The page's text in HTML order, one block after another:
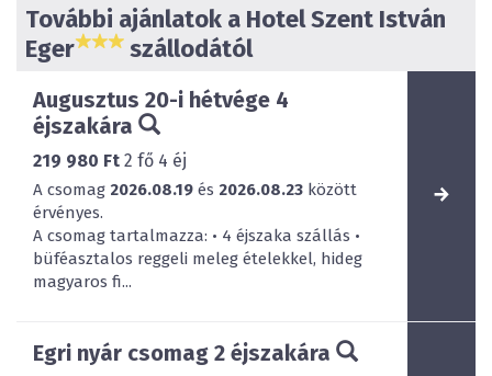
További ajánlatok a Hotel Szent István
Eger
szállodától
Augusztus 20-i hétvége 4
éjszakára
219 980 Ft 2 fő 4 éj
A csomag 2026.08.19 és 2026.08.23 között
érvényes.
A csomag tartalmazza: • 4 éjszaka szállás •
büféasztalos reggeli meleg ételekkel, hideg
magyaros fi...
Egri nyár csomag 2 éjszakára